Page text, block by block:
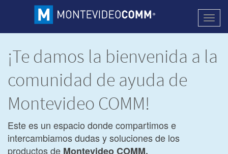
¡Te damos la bienvenida a la
comunidad de ayuda de
Montevideo COMM!
Este es un espacio donde compartimos e
intercambiamos dudas y soluciones de los
productos de Montevideo COMM.